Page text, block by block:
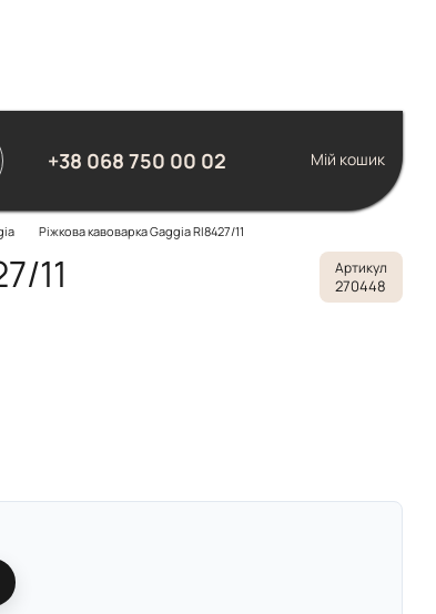
+38 068 750 00 02 Мій кошик
Ріжкова кавоварка Gaggia RI8427/11
11 Артикул
270448